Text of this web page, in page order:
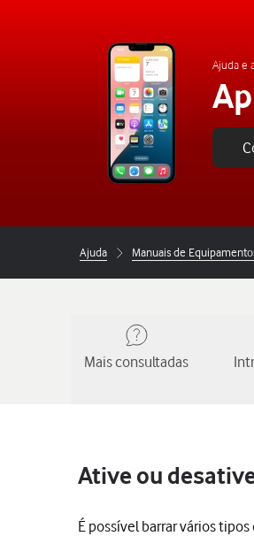
Ajuda e
Ajuda Manuais de
Mais consultadas
Ative ou
É possível barrar vários